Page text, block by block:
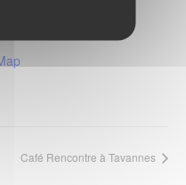
Café Rencontre à Tavannes